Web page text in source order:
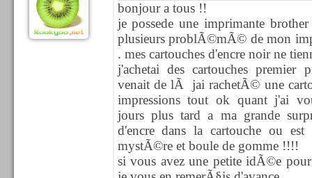
bonjour a tous !!
je possede une imprimante
plusieurs problÃ©mÃ© de mon
. mes cartouches d'encre noir ne
j'achetai des cartouches premier
venait de lÃ jai rachetÃ© une
impressions tout ok quant j'ai
jours plus tard a ma grande
d'encre dans la cartouche ou est
mystÃ©re et boule de gomme !!!!
si vous avez une petite idÃ©e